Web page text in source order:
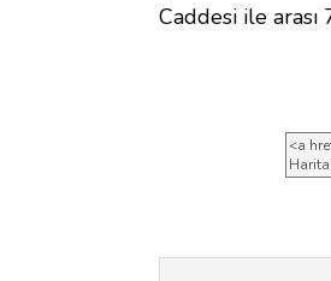
Caddesi ile arası